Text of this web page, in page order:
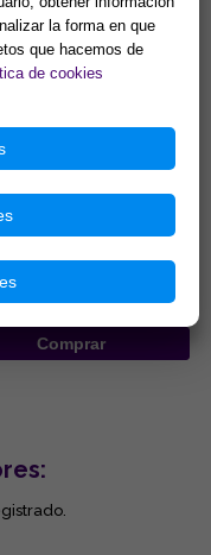
SECRETAS MÁGICAS
€
Comprar
la forma en que
que hacemos de
de cookies